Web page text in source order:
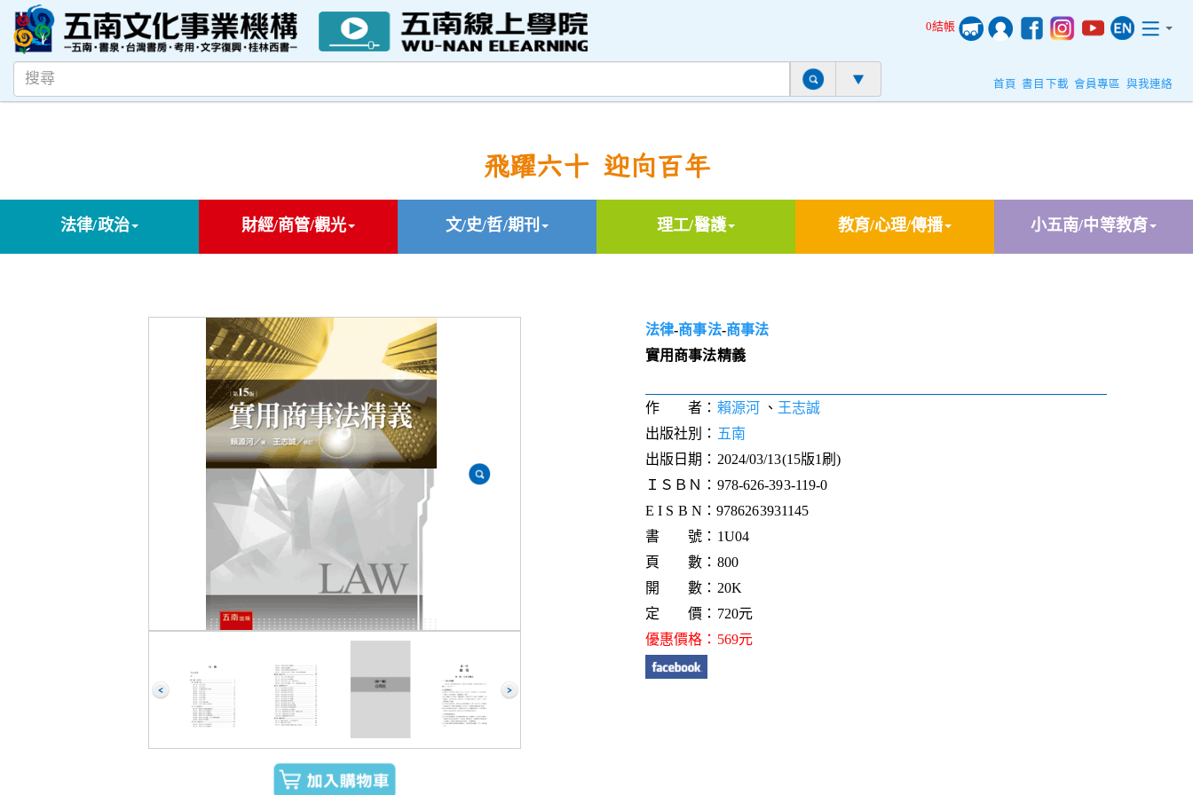
0結帳
首頁 書目下載 會員專區 與我連絡
飛躍六十 迎向百年
法律/政治 財經/商管/觀光 文/史/哲/期刊 理工/醫護 教育/心理/傳播 小五南/中等教育
法律-商事法-商事法
實用商事法精義
作 者： 賴源河 、 王志誠
出版社別： 五南
出版日期：2024/03/13(15版1刷)
ＩＳＢＮ：978-626-393-119-0
E I S B N：9786263931145
書 號：1U04
頁 數：800
開 數：20K
定 價：720元
優惠價格：569元